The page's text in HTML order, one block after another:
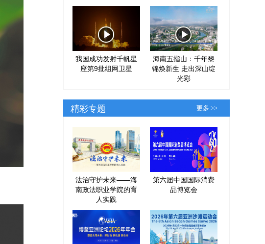
我国成功发射千帆星
座第9批组网卫星
海南五指山：千年黎
锦焕新生 走出深山绽
光彩
精彩专题 更多 >>
法治守护未来——海
南政法职业学院的育
人实践
第六届中国国际消费
品博览会